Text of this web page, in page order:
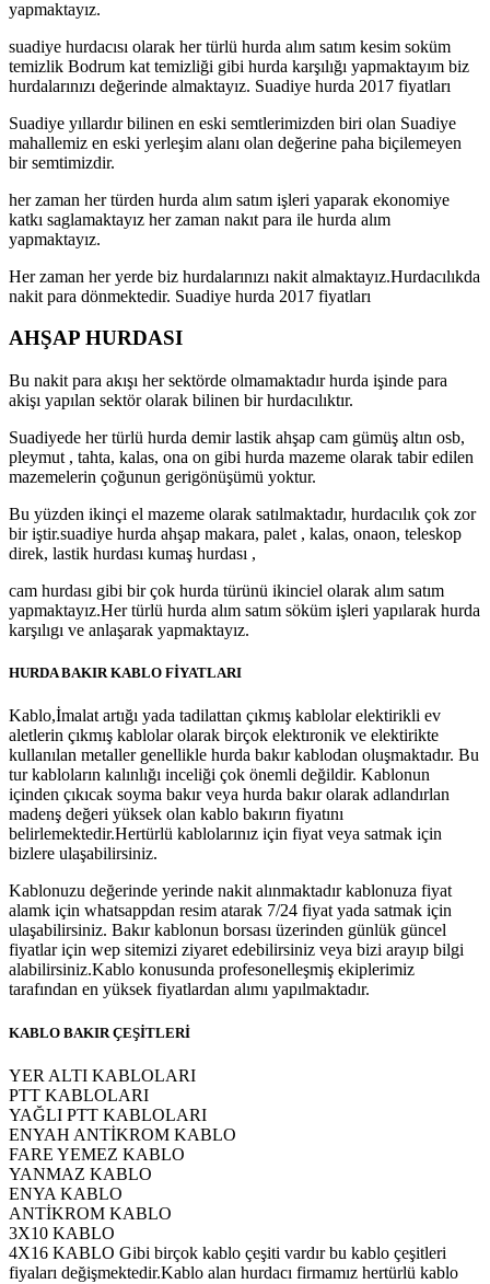
yapmaktayız.
suadiye hurdacısı olarak her türlü hurda alım satım kesim soküm
temizlik Bodrum kat temizliği gibi hurda karşılığı yapmaktayım biz
hurdalarınızı değerinde almaktayız. Suadiye hurda 2017 fiyatları
Suadiye yıllardır bilinen en eski semtlerimizden biri olan Suadiye
mahallemiz en eski yerleşim alanı olan değerine paha biçilemeyen
bir semtimizdir.
her zaman her türden hurda alım satım işleri yaparak ekonomiye
katkı saglamaktayız her zaman nakıt para ile hurda alım
yapmaktayız.
Her zaman her yerde biz hurdalarınızı nakit almaktayız.Hurdacılıkda
nakit para dönmektedir. Suadiye hurda 2017 fiyatları
AHŞAP HURDASI
Bu nakit para akışı her sektörde olmamaktadır hurda işinde para
akişı yapılan sektör olarak bilinen bir hurdacılıktır.
Suadiyede her türlü hurda demir lastik ahşap cam gümüş altın osb,
pleymut , tahta, kalas, ona on gibi hurda mazeme olarak tabir edilen
mazemelerin çoğunun gerigönüşümü yoktur.
Bu yüzden ikinçi el mazeme olarak satılmaktadır, hurdacılık çok zor
bir iştir.suadiye hurda ahşap makara, palet , kalas, onaon, teleskop
direk, lastik hurdası kumaş hurdası ,
cam hurdası gibi bir çok hurda türünü ikinciel olarak alım satım
yapmaktayız.Her türlü hurda alım satım söküm işleri yapılarak hurda
karşılıgı ve anlaşarak yapmaktayız.
HURDA BAKIR KABLO FİYATLARI
Kablo,İmalat artığı yada tadilattan çıkmış kablolar elektirikli ev
aletlerin çıkmış kablolar olarak birçok elektıronik ve elektirikte
kullanılan metaller genellikle hurda bakır kablodan oluşmaktadır. Bu
tur kabloların kalınlığı inceliği çok önemli değildir. Kablonun
içinden çıkıcak soyma bakır veya hurda bakır olarak adlandırlan
madenş değeri yüksek olan kablo bakırın fiyatını
belirlemektedir.Hertürlü kablolarınız için fiyat veya satmak için
bizlere ulaşabilirsiniz.
Kablonuzu değerinde yerinde nakit alınmaktadır kablonuza fiyat
alamk için whatsappdan resim atarak 7/24 fiyat yada satmak için
ulaşabilirsiniz. Bakır kablonun borsası üzerinden günlük güncel
fiyatlar için wep sitemizi ziyaret edebilirsiniz veya bizi arayıp bilgi
alabilirsiniz.Kablo konusunda profesonelleşmiş ekiplerimiz
tarafından en yüksek fiyatlardan alımı yapılmaktadır.
KABLO BAKIR ÇEŞİTLERİ
YER ALTI KABLOLARI
PTT KABLOLARI
YAĞLI PTT KABLOLARI
ENYAH ANTİKROM KABLO
FARE YEMEZ KABLO
YANMAZ KABLO
ENYA KABLO
ANTİKROM KABLO
3X10 KABLO
4X16 KABLO Gibi birçok kablo çeşiti vardır bu kablo çeşitleri
fiyaları değişmektedir.Kablo alan hurdacı firmamız hertürlü kablo